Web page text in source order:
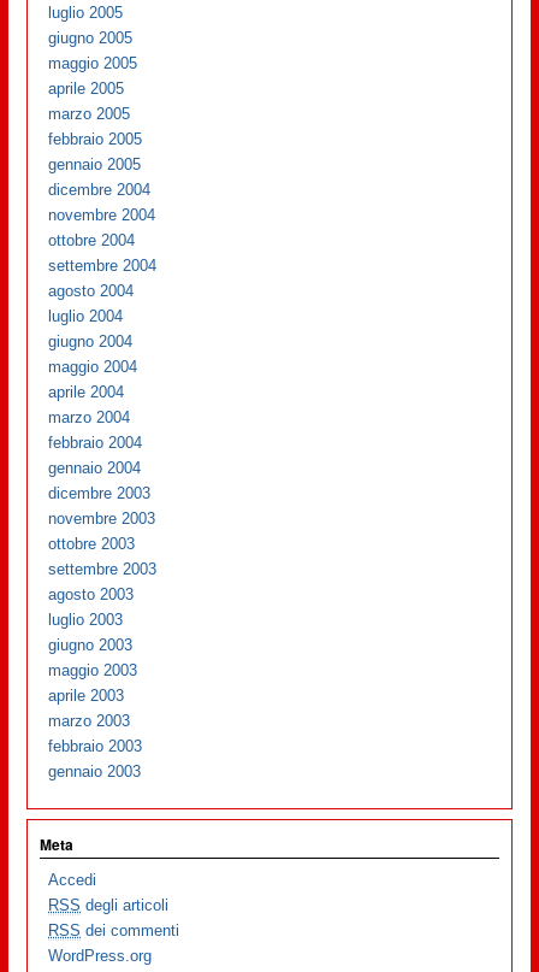
luglio 2005
giugno 2005
maggio 2005
aprile 2005
marzo 2005
febbraio 2005
gennaio 2005
dicembre 2004
novembre 2004
ottobre 2004
settembre 2004
agosto 2004
luglio 2004
giugno 2004
maggio 2004
aprile 2004
marzo 2004
febbraio 2004
gennaio 2004
dicembre 2003
novembre 2003
ottobre 2003
settembre 2003
agosto 2003
luglio 2003
giugno 2003
maggio 2003
aprile 2003
marzo 2003
febbraio 2003
gennaio 2003
Meta
Accedi
RSS degli articoli
RSS dei commenti
WordPress.org